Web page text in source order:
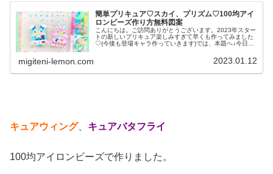
簡単プリキュア♡スカイ、プリズム♡100均アイ
ロンビーズ作り方無料図案
こんにちは。ご訪問ありがとうございます。2023年スター
トの新しいプリキュア楽しみすぎて早くも作ってみました
♡(今後も登場キャラ作っていきます)では、本題へ↓今日の
migiteni-lemon.com 2023.01.12
キュアウィング、 キュアバタフライ
100均アイロンビーズで作りました。